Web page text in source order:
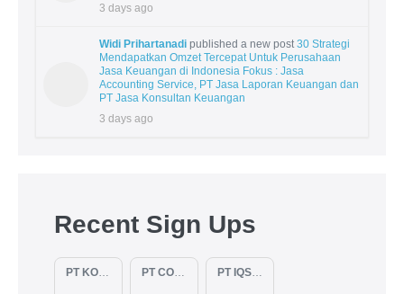
3 days ago
Widi Prihartanadi published a new post 30 Strategi
Mendapatkan Omzet Tercepat Untuk Perusahaan
Jasa Keuangan di Indonesia Fokus : Jasa
Accounting Service, PT Jasa Laporan Keuangan dan
PT Jasa Konsultan Keuangan
3 days ago
Recent Sign Ups
PT KOPKAR NAWAKARA PT COMECA INDONESIA PT IQSA FAJAR INDONESIA